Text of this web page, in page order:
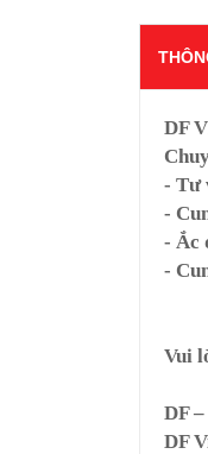
DF
- Tư
-
- Ắc
-
Vui
DF
DF